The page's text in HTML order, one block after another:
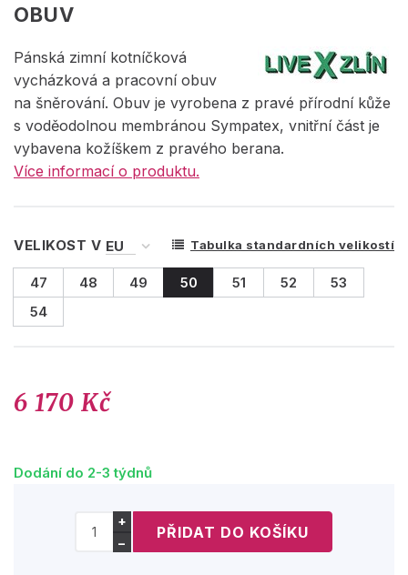
OBUV
Pánská zimní kotníčková
vycházková a pracovní obuv
na šněrování. Obuv je vyrobena z pravé přírodní kůže
s voděodolnou membránou Sympatex, vnitřní část je
vybavena kožíškem z pravého berana.
Více informací o produktu.
VELIKOST V Tabulka standardních velikostí
47 48 49 50 51 52
53
54
6 170 Kč
Dodání do 2-3 týdnů
+
−